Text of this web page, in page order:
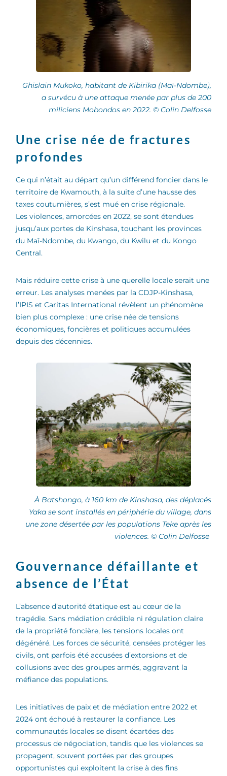
Ghislain Mukoko, habitant de Kibirika (Maï-Ndombe),
a survécu à une attaque menée par plus de 200
miliciens Mobondos en 2022. © Colin Delfosse
Une crise née de fractures
profondes
Ce qui n’était au départ qu’un différend foncier dans le
territoire de Kwamouth, à la suite d’une hausse des
taxes coutumières, s’est mué en crise régionale.
Les violences, amorcées en 2022, se sont étendues
jusqu’aux portes de Kinshasa, touchant les provinces
du Maï-Ndombe, du Kwango, du Kwilu et du Kongo
Central.
Mais réduire cette crise à une querelle locale serait une
erreur. Les analyses menées par la CDJP-Kinshasa,
l’IPIS et Caritas International révèlent un phénomène
bien plus complexe : une crise née de tensions
économiques, foncières et politiques accumulées
depuis des décennies.
À Batshongo, à 160 km de Kinshasa, des déplacés
Yaka se sont installés en périphérie du village, dans
une zone désertée par les populations Teke après les
violences. © Colin Delfosse
Gouvernance défaillante et
absence de l’État
L’absence d’autorité étatique est au cœur de la
tragédie. Sans médiation crédible ni régulation claire
de la propriété foncière, les tensions locales ont
dégénéré. Les forces de sécurité, censées protéger les
civils, ont parfois été accusées d’extorsions et de
collusions avec des groupes armés, aggravant la
méfiance des populations.
Les initiatives de paix et de médiation entre 2022 et
2024 ont échoué à restaurer la confiance. Les
communautés locales se disent écartées des
processus de négociation, tandis que les violences se
propagent, souvent portées par des groupes
opportunistes qui exploitent la crise à des fins